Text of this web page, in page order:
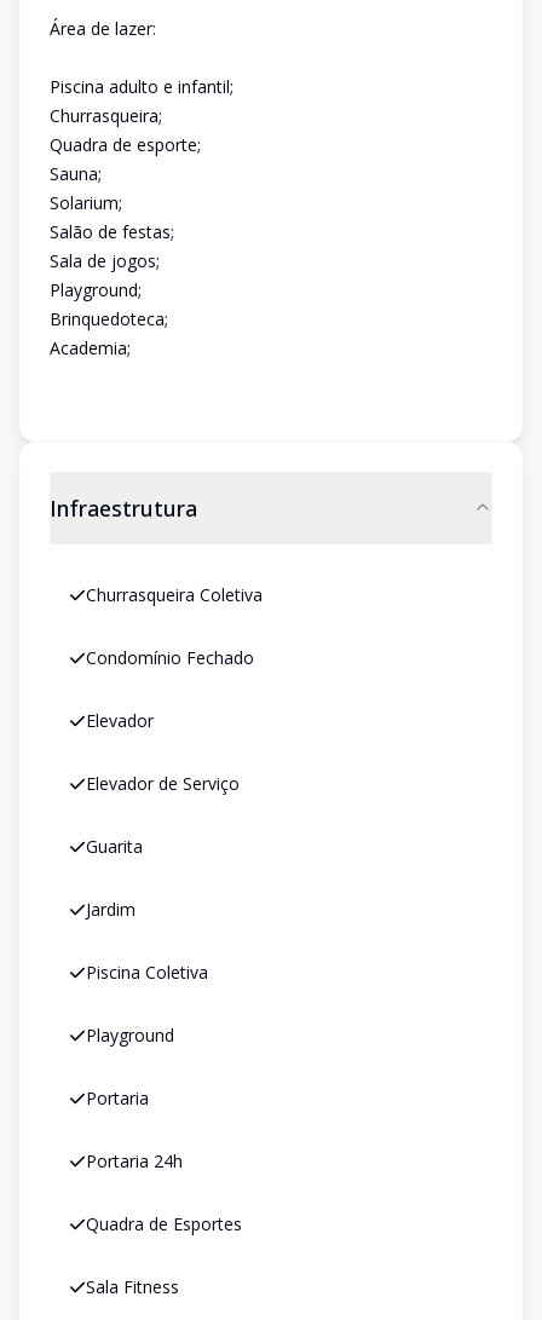
Área de lazer:
Piscina adulto e infantil;
Churrasqueira;
Quadra de esporte;
Sauna;
Solarium;
Salão de festas;
Sala de jogos;
Playground;
Brinquedoteca;
Academia;
Infraestrutura
Churrasqueira Coletiva
Condomínio Fechado
Elevador
Elevador de Serviço
Guarita
Jardim
Piscina Coletiva
Playground
Portaria
Portaria 24h
Quadra de Esportes
Sala Fitness